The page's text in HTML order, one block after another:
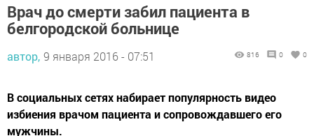
Врач до смерти забил пациента в
белгородской больнице
автор, 9 января 2016 - 07:51 816 0 0
В социальных сетях набирает популярность видео
избиения врачом пациента и сопровождавшего его
мужчины.